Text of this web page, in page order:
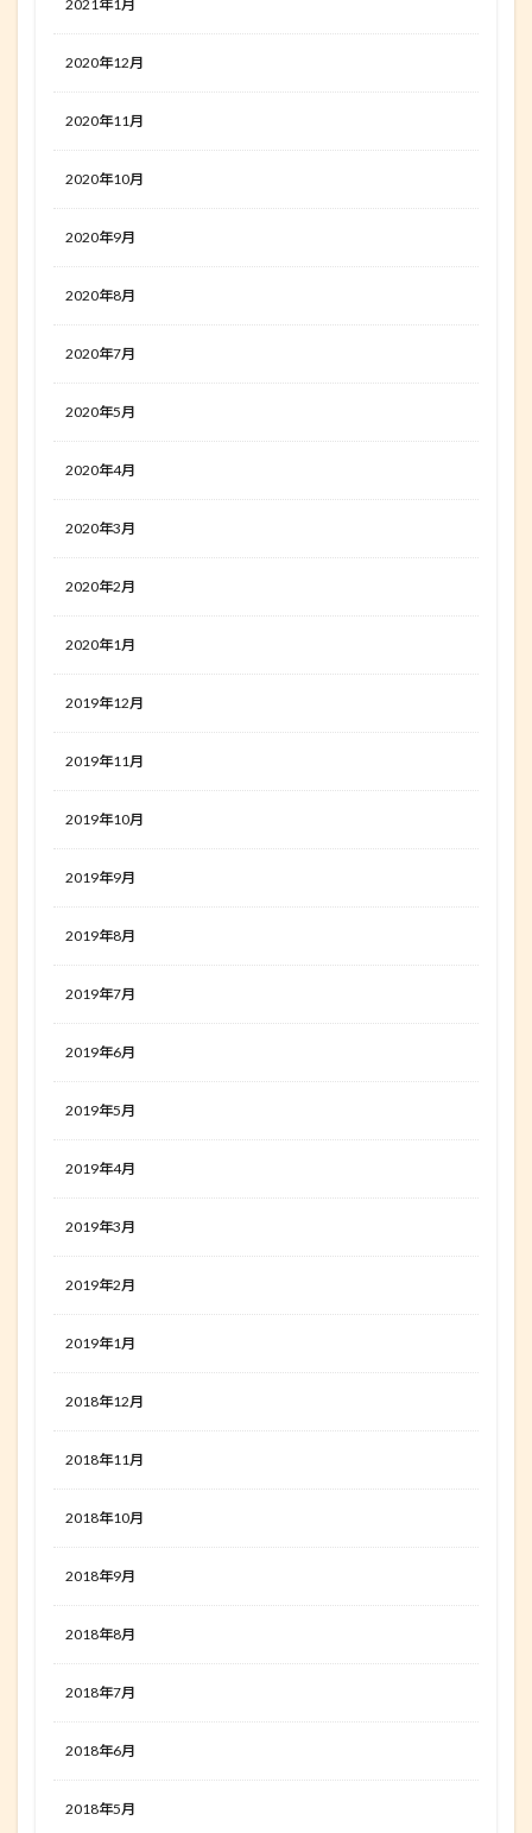
2021年1月
2020年12月
2020年11月
2020年10月
2020年9月
2020年8月
2020年7月
2020年5月
2020年4月
2020年3月
2020年2月
2020年1月
2019年12月
2019年11月
2019年10月
2019年9月
2019年8月
2019年7月
2019年6月
2019年5月
2019年4月
2019年3月
2019年2月
2019年1月
2018年12月
2018年11月
2018年10月
2018年9月
2018年8月
2018年7月
2018年6月
2018年5月